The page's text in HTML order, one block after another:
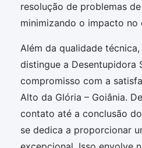
resolução de problemas
minimizando o impacto
Além da qualidade
distingue a Desentupidora
compromisso com a
Alto da Glória – Goiânia.
contato até a conclusão
se dedica a proporcionar